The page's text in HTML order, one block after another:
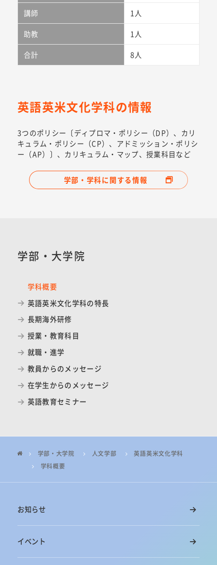
講師 1人
助教 1人
合計 8人
英語英米文化学科の情報
3つのポリシー〔ディプロマ・ポリシー（DP）、カリ
キュラム・ポリシー（CP）、アドミッション・ポリシ
ー（AP）〕、カリキュラム・マップ、授業科目など
学部・学科に関する情報
学部・大学院
学科概要
英語英米文化学科の特長
長期海外研修
授業・教育科目
就職・進学
教員からのメッセージ
在学生からのメッセージ
英語教育セミナー
学部・大学院 人文学部
英語英米文化学科
学科概要
お知らせ
イベント